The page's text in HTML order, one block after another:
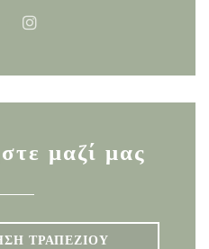
((ανοίγει σε νέο
μαζί μας
ΤΡΑΠΕΖΙΟΎ